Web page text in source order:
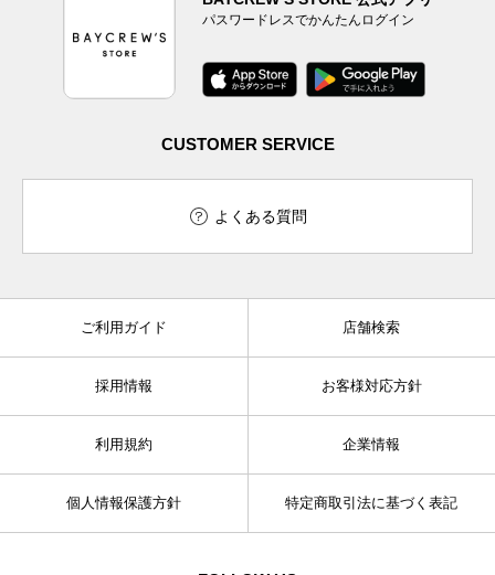
パスワードレスでかんたんログイン
CUSTOMER SERVICE
よくある質問
ご利用ガイド 店舗検索
採用情報 お客様対応方針
利用規約 企業情報
個人情報保護方針 特定商取引法に基づく表記